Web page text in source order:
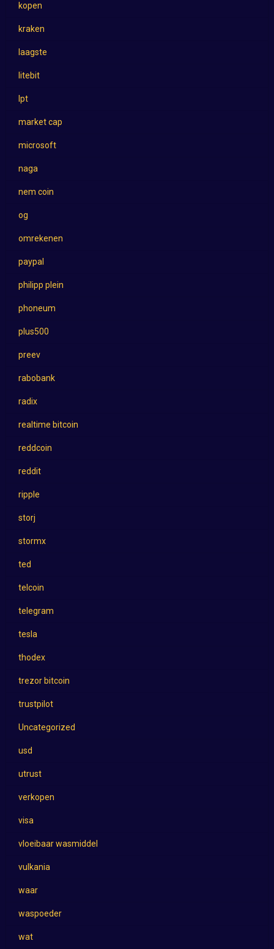
kopen
kraken
laagste
litebit
lpt
market cap
microsoft
naga
nem coin
og
omrekenen
paypal
philipp plein
phoneum
plus500
preev
rabobank
radix
realtime bitcoin
reddcoin
reddit
ripple
storj
stormx
ted
telcoin
telegram
tesla
thodex
trezor bitcoin
trustpilot
Uncategorized
usd
utrust
verkopen
visa
vloeibaar wasmiddel
vulkania
waar
waspoeder
wat